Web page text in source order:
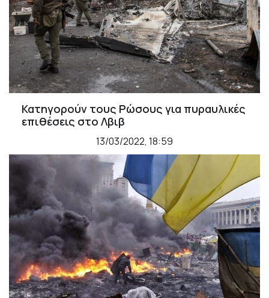
Κατηγορούν τους Ρώσους για πυραυλικές
επιθέσεις στο Λβιβ
13/03/2022, 18:59